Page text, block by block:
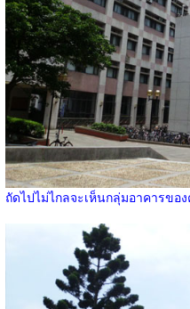
ถัดไปไม่ไกลจะเห็นกลุ่มอาคารขอ